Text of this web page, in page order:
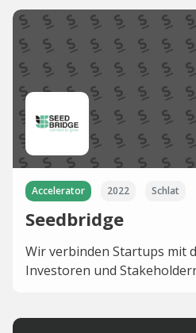
Accelerator 2022 Schlat
Seedbridge
Wir verbinden Startups mit
Investoren und